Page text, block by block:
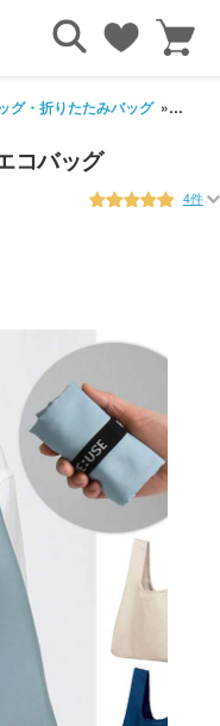
グ・折りたたみバッグ テラ
コバッグ
4件